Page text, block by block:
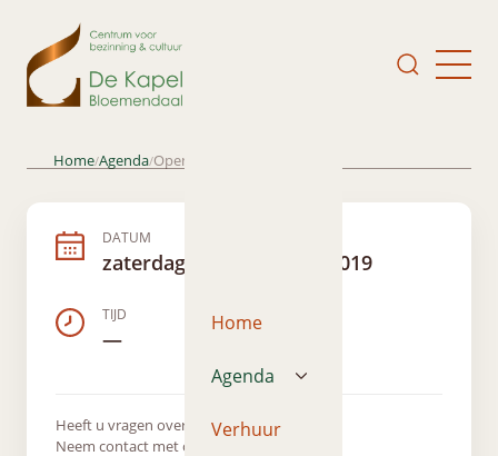
Home
Agenda
Verhuur
Home/Agenda/Open Monumentendagen
DATUM
zaterdag 14 september 2019
TIJD
—
Heeft u vragen over dit evenement?
Neem contact met ons op via